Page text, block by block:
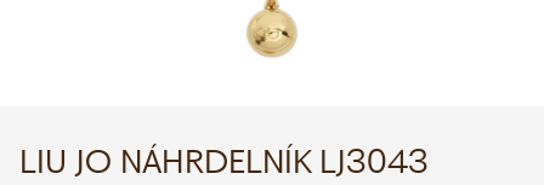
VOLEJTE 9:00–18:00+420 775 138 346
LIU JO NÁHRDELNÍK LJ3043